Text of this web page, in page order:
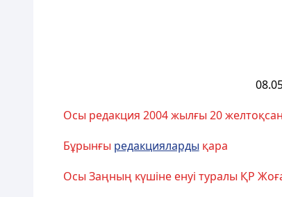
Осы редакция 2004 жылғы 20
Бұрынғы редакцияларды қара
Осы Заңның күшіне енуі туралы ҚР